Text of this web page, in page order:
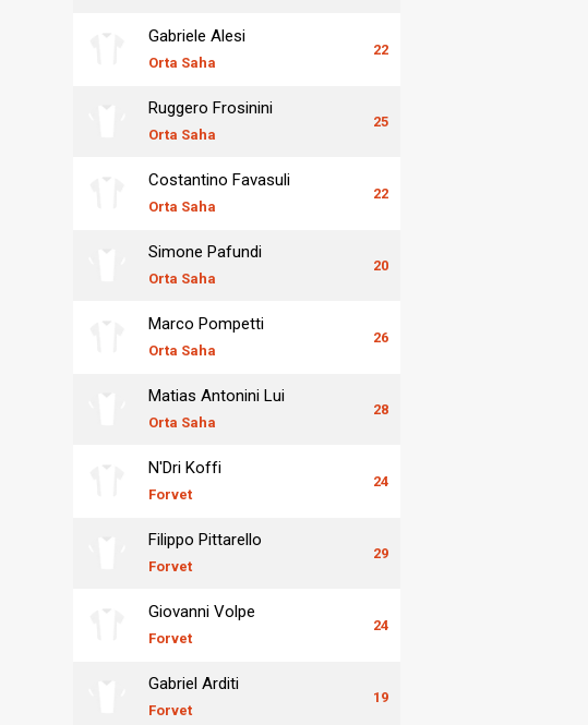
Gabriele Alesi
Orta Saha
22
Ruggero Frosinini
Orta Saha
25
Costantino Favasuli
Orta Saha
22
Simone Pafundi
Orta Saha
20
Marco Pompetti
Orta Saha
26
Matias Antonini Lui
Orta Saha
28
N'Dri Koffi
Forvet
24
Filippo Pittarello
Forvet
29
Giovanni Volpe
Forvet
24
Gabriel Arditi
Forvet
19